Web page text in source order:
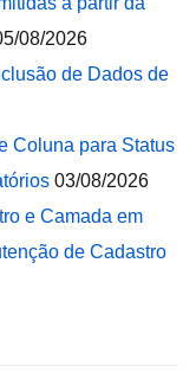
08/2026
de Dados de
Coluna para Status
03/08/2026
e Camada em
de Cadastro